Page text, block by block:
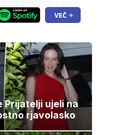
Prijatelji ujeli na
rjavolasko